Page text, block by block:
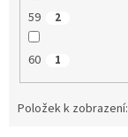
59 2
60 1
Položek k zobrazení: